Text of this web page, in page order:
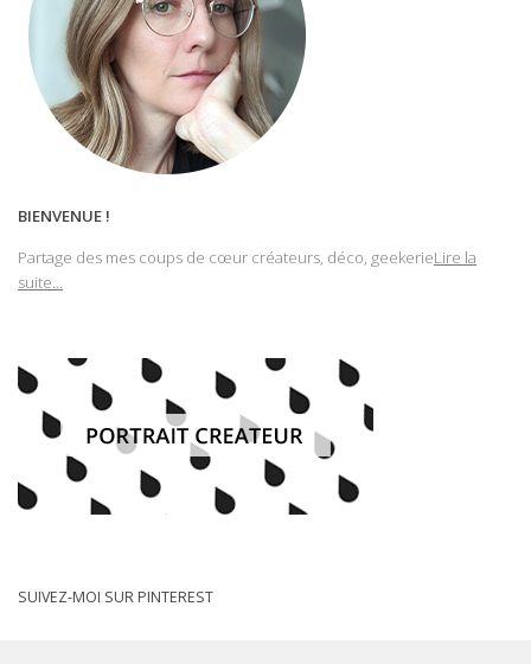
BIENVENUE !
Partage des mes coups de cœur créateurs, déco, geekerieLire la
suite...
SUIVEZ-MOI SUR PINTEREST